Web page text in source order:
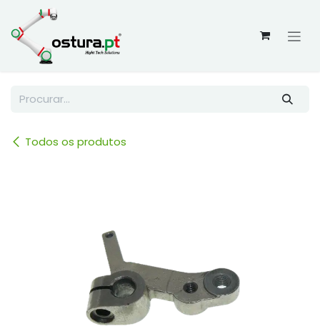
Skip to Content
Todos os produtos